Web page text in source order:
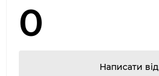
0
Написати